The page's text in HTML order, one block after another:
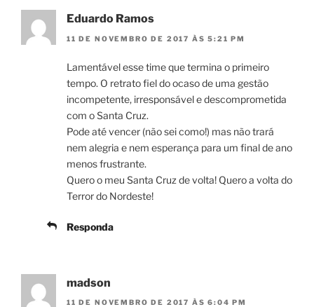
Eduardo Ramos
11 DE NOVEMBRO DE 2017 ÀS 5:21 PM
Lamentável esse time que termina o primeiro
tempo. O retrato fiel do ocaso de uma gestão
incompetente, irresponsável e descomprometida
com o Santa Cruz.
Pode até vencer (não sei como!) mas não trará
nem alegria e nem esperança para um final de ano
menos frustrante.
Quero o meu Santa Cruz de volta! Quero a volta do
Terror do Nordeste!
Responda
madson
11 DE NOVEMBRO DE 2017 ÀS 6:04 PM